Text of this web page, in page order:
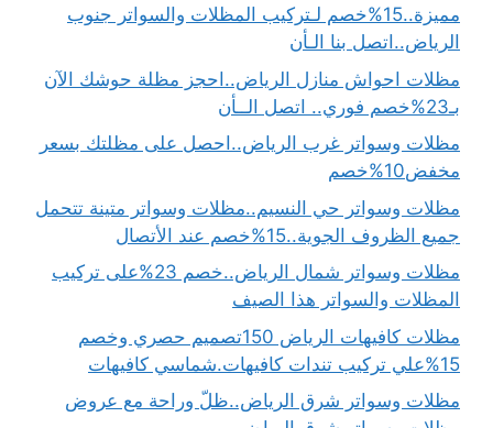
مميزة..15%خصم لـتركيب المظلات والسواتر جنوب
الرياض..اتصل بنا الـأن
مظلات احواش منازل الرياض..احجز مظلة حوشك الآن
بـ23%خصم فوري.. اتصل الــأن
مظلات وسواتر غرب الرياض..احصل على مظلتك بسعر
مخفض10%خصم
مظلات وسواتر حي النسيم..مظلات وسواتر متينة تتحمل
جميع الظروف الجوية..15%خصم عند الأتصال
مظلات وسواتر شمال الرياض..خصم 23%على تركيب
المظلات والسواتر هذا الصيف
مظلات كافيهات الرياض 150تصميم حصري وخصم
15%علي تركيب تندات كافيهات.شماسي كافيهات
مظلات وسواتر شرق الرياض..ظلّ وراحة مع عروض